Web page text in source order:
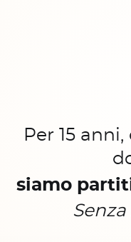
Per 15
siamo